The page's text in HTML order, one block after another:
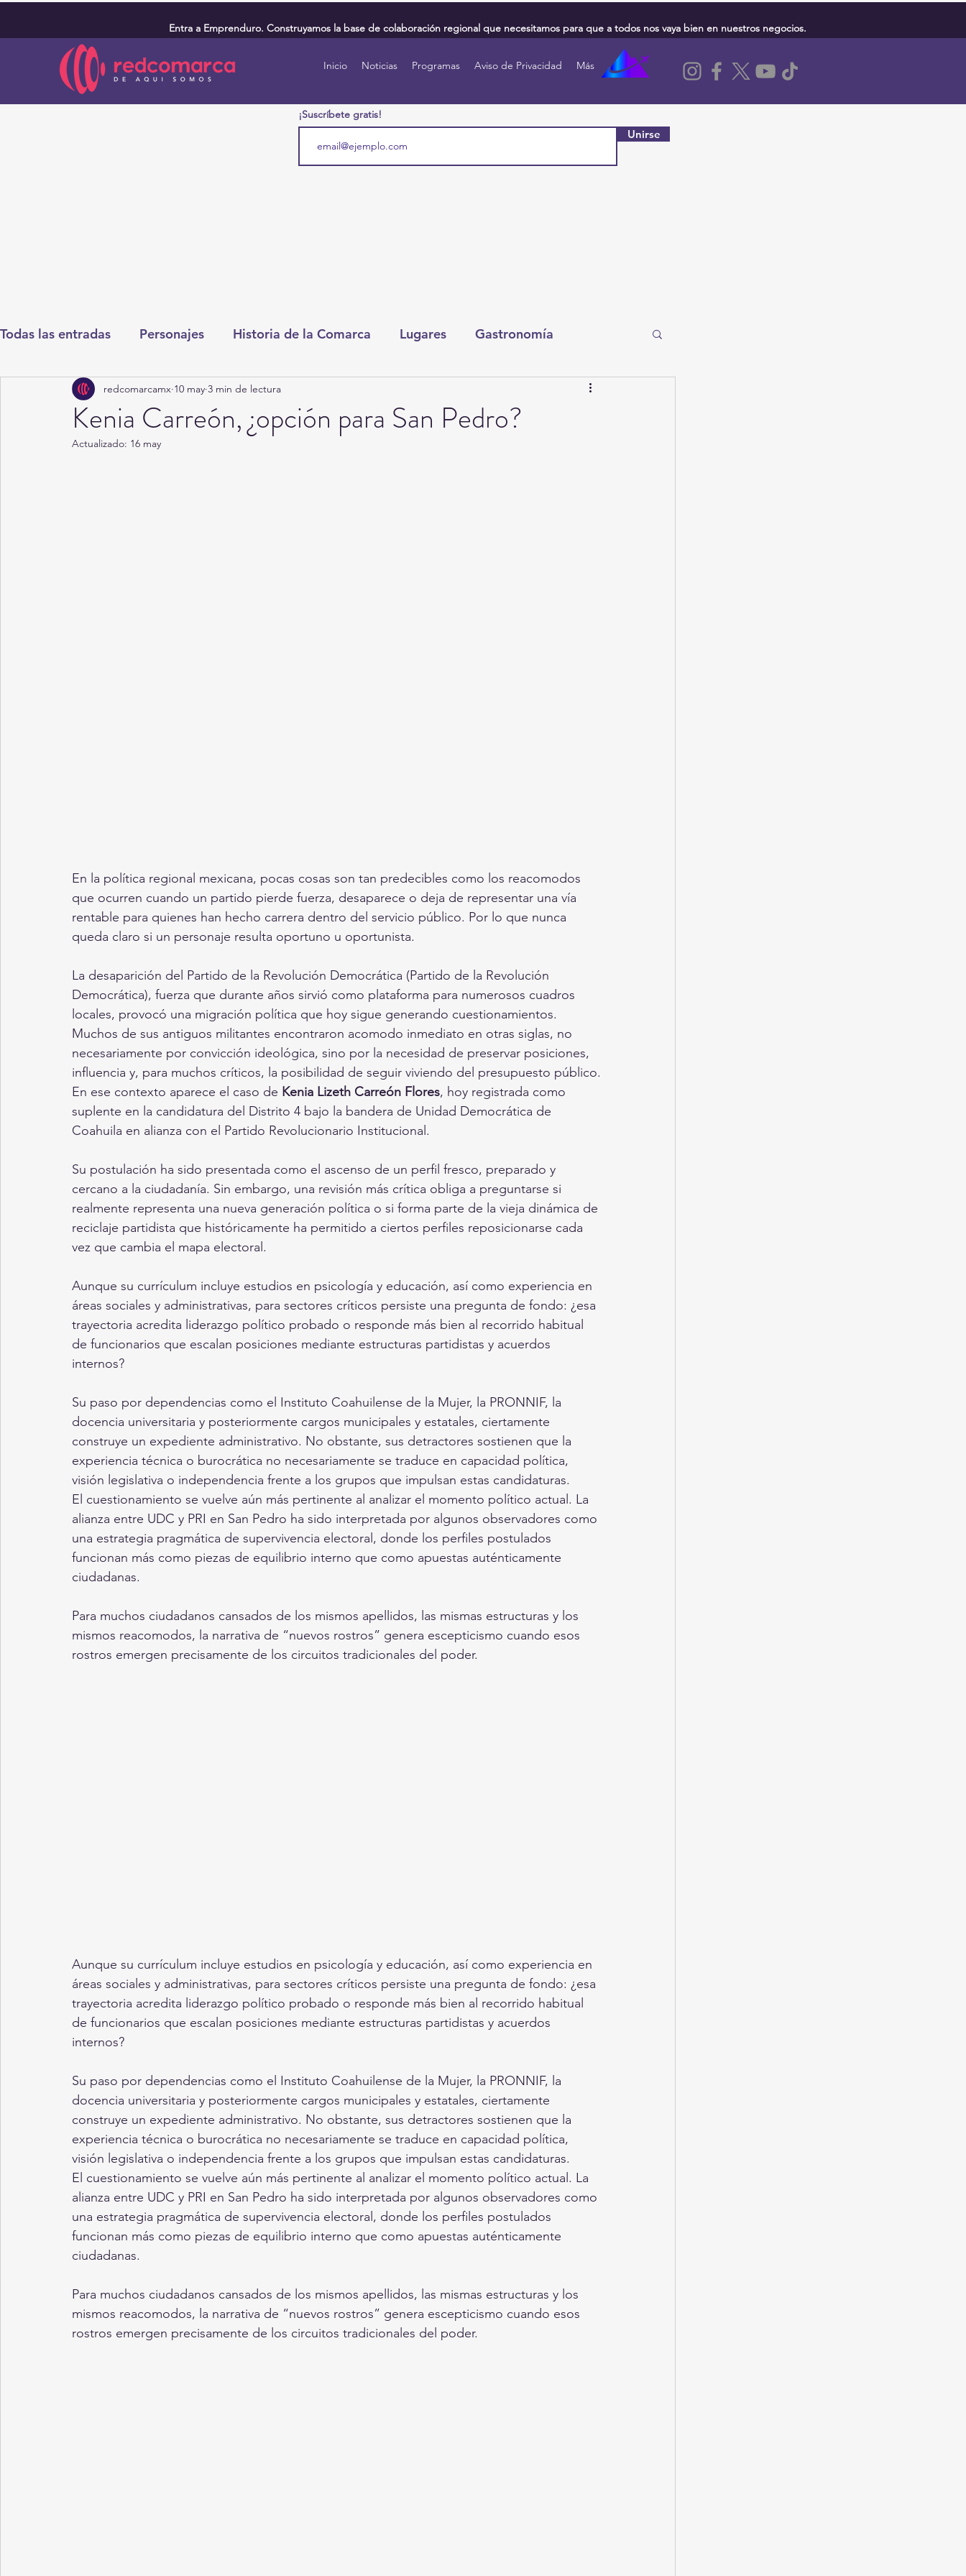
Entra a Emprenduro. Construyamos la base de colaboración regional que necesitamos para que a todos nos vaya bien en nuestros negocios.
Inicio Noticias Programas Aviso de Privacidad Más
¡Suscríbete gratis!
Unirse
Todas las entradas Personajes Historia de la Comarca Lugares Gastronomía
Deportes Salud Entretenimiento Torreón
Round Cero Columnistas
Kenia Carreón, ¿opción para San Pedro?
redcomarcamx 10 may 3 min de lectura
Actualizado: 16 may
En la política regional mexicana, pocas cosas son tan predecibles como los reacomodos
que ocurren cuando un partido pierde fuerza, desaparece o deja de representar una vía
rentable para quienes han hecho carrera dentro del servicio público. Por lo que nunca
queda claro si un personaje resulta oportuno u oportunista.
La desaparición del Partido de la Revolución Democrática (Partido de la Revolución
Democrática), fuerza que durante años sirvió como plataforma para numerosos cuadros
locales, provocó una migración política que hoy sigue generando cuestionamientos.
Muchos de sus antiguos militantes encontraron acomodo inmediato en otras siglas, no
necesariamente por convicción ideológica, sino por la necesidad de preservar posiciones,
influencia y, para muchos críticos, la posibilidad de seguir viviendo del presupuesto público.
En ese contexto aparece el caso de Kenia Lizeth Carreón Flores, hoy registrada como
suplente en la candidatura del Distrito 4 bajo la bandera de Unidad Democrática de
Coahuila en alianza con el Partido Revolucionario Institucional.
Su postulación ha sido presentada como el ascenso de un perfil fresco, preparado y
cercano a la ciudadanía. Sin embargo, una revisión más crítica obliga a preguntarse si
realmente representa una nueva generación política o si forma parte de la vieja dinámica de
reciclaje partidista que históricamente ha permitido a ciertos perfiles reposicionarse cada
vez que cambia el mapa electoral.
Aunque su currículum incluye estudios en psicología y educación, así como experiencia en
áreas sociales y administrativas, para sectores críticos persiste una pregunta de fondo: ¿esa
trayectoria acredita liderazgo político probado o responde más bien al recorrido habitual
de funcionarios que escalan posiciones mediante estructuras partidistas y acuerdos
internos?
Su paso por dependencias como el Instituto Coahuilense de la Mujer, la PRONNIF, la
docencia universitaria y posteriormente cargos municipales y estatales, ciertamente
construye un expediente administrativo. No obstante, sus detractores sostienen que la
experiencia técnica o burocrática no necesariamente se traduce en capacidad política,
visión legislativa o independencia frente a los grupos que impulsan estas candidaturas.
El cuestionamiento se vuelve aún más pertinente al analizar el momento político actual. La
alianza entre UDC y PRI en San Pedro ha sido interpretada por algunos observadores como
una estrategia pragmática de supervivencia electoral, donde los perfiles postulados
funcionan más como piezas de equilibrio interno que como apuestas auténticamente
ciudadanas.
Para muchos ciudadanos cansados de los mismos apellidos, las mismas estructuras y los
mismos reacomodos, la narrativa de “nuevos rostros” genera escepticismo cuando esos
rostros emergen precisamente de los circuitos tradicionales del poder.
Aunque su currículum incluye estudios en psicología y educación, así como experiencia en
áreas sociales y administrativas, para sectores críticos persiste una pregunta de fondo: ¿esa
trayectoria acredita liderazgo político probado o responde más bien al recorrido habitual
de funcionarios que escalan posiciones mediante estructuras partidistas y acuerdos
internos?
Su paso por dependencias como el Instituto Coahuilense de la Mujer, la PRONNIF, la
docencia universitaria y posteriormente cargos municipales y estatales, ciertamente
construye un expediente administrativo. No obstante, sus detractores sostienen que la
experiencia técnica o burocrática no necesariamente se traduce en capacidad política,
visión legislativa o independencia frente a los grupos que impulsan estas candidaturas.
El cuestionamiento se vuelve aún más pertinente al analizar el momento político actual. La
alianza entre UDC y PRI en San Pedro ha sido interpretada por algunos observadores como
una estrategia pragmática de supervivencia electoral, donde los perfiles postulados
funcionan más como piezas de equilibrio interno que como apuestas auténticamente
ciudadanas.
Para muchos ciudadanos cansados de los mismos apellidos, las mismas estructuras y los
mismos reacomodos, la narrativa de “nuevos rostros” genera escepticismo cuando esos
rostros emergen precisamente de los circuitos tradicionales del poder.